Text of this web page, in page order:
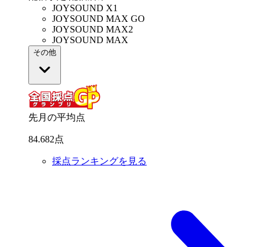
JOYSOUND X1
JOYSOUND MAX GO
JOYSOUND MAX2
JOYSOUND MAX
その他
先月の平均点
84.682点
採点ランキングを見る